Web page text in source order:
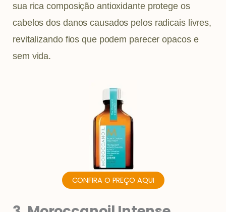
sua rica composição antioxidante protege os
cabelos dos danos causados pelos radicais livres,
revitalizando fios que podem parecer opacos e
sem vida.
CONFIRA O PREÇO AQUI